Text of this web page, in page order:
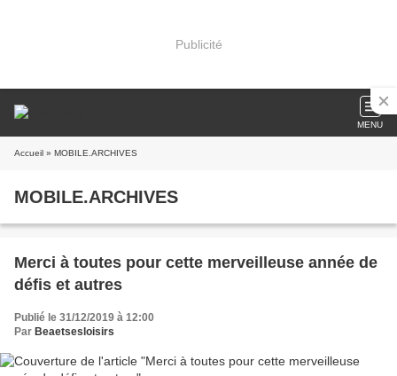
Publicité
MENU
Accueil » MOBILE.ARCHIVES
MOBILE.ARCHIVES
Merci à toutes pour cette merveilleuse année de
défis et autres
Publié le 31/12/2019 à 12:00
Par Beaetsesloisirs